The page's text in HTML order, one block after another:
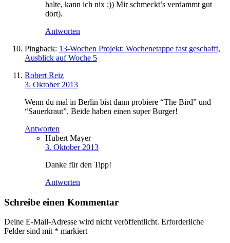
halte, kann ich nix ;)) Mir schmeckt’s verdammt gut
dort).
Antworten
Pingback: 13-Wochen Projekt: Wochenetappe fast geschafft,
Ausblick auf Woche 5
Robert Reiz
3. Oktober 2013
Wenn du mal in Berlin bist dann probiere “The Bird” und
“Sauerkraut”. Beide haben einen super Burger!
Antworten
Hubert Mayer
3. Oktober 2013
Danke für den Tipp!
Antworten
Schreibe einen Kommentar
Deine E-Mail-Adresse wird nicht veröffentlicht. Erforderliche
Felder sind mit * markiert